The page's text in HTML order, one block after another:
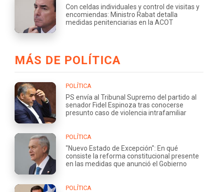
Con celdas individuales y control de visitas y
encomiendas: Ministro Rabat detalla
medidas penitenciarias en la ACOT
MÁS DE POLÍTICA
POLÍTICA
PS envía al Tribunal Supremo del partido al
senador Fidel Espinoza tras conocerse
presunto caso de violencia intrafamiliar
POLÍTICA
"Nuevo Estado de Excepción": En qué
consiste la reforma constitucional presente
en las medidas que anunció el Gobierno
POLÍTICA